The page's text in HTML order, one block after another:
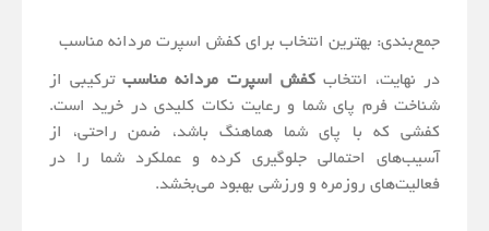
جمع‌بندی: بهترین انتخاب برای کفش اسپرت مردانه مناسب
در نهایت، انتخابکفش اسپرت مردانه مناسبترکیبی از
شناخت فرم پای شما و رعایت نکات کلیدی در خرید است.
کفشی که با پای شما هماهنگ باشد، ضمن راحتی، از
آسیب‌های احتمالی جلوگیری کرده و عملکرد شما را در
فعالیت‌های روزمره و ورزشی بهبود می‌بخشد.